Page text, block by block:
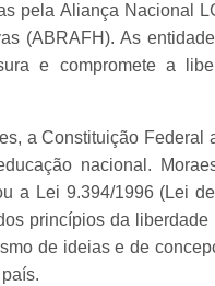
pela Aliança Nacional
(ABRAFH). As
e compromete a
a Constituição Federal
nacional.
a Lei 9.394/1996 (Lei
princípios da
de ideias e de